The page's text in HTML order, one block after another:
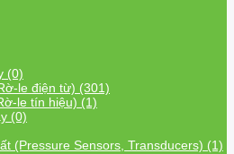
(0)
le điện từ) (301)
le tín hiệu) (1)
(0)
(Pressure Sensors, Transducers) (1)